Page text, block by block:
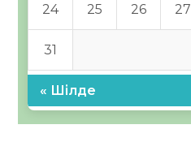
24 25 26 27
31
« Шілде